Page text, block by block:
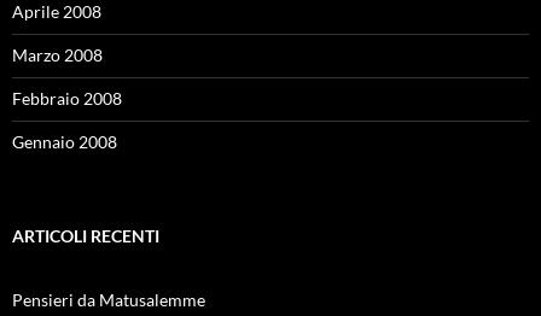
Aprile 2008
Marzo 2008
Febbraio 2008
Gennaio 2008
ARTICOLI RECENTI
Pensieri da Matusalemme